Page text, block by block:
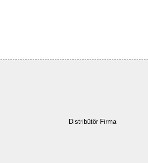
Distribütör Firma